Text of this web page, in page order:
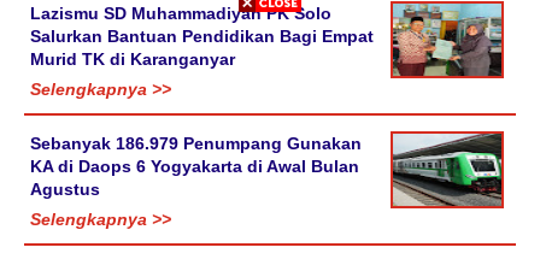
Lazismu SD Muhammadiyah PK Solo
Salurkan Bantuan Pendidikan Bagi Empat
Murid TK di Karanganyar
Selengkapnya >>
Sebanyak 186.979 Penumpang Gunakan
KA di Daops 6 Yogyakarta di Awal Bulan
Agustus
Selengkapnya >>